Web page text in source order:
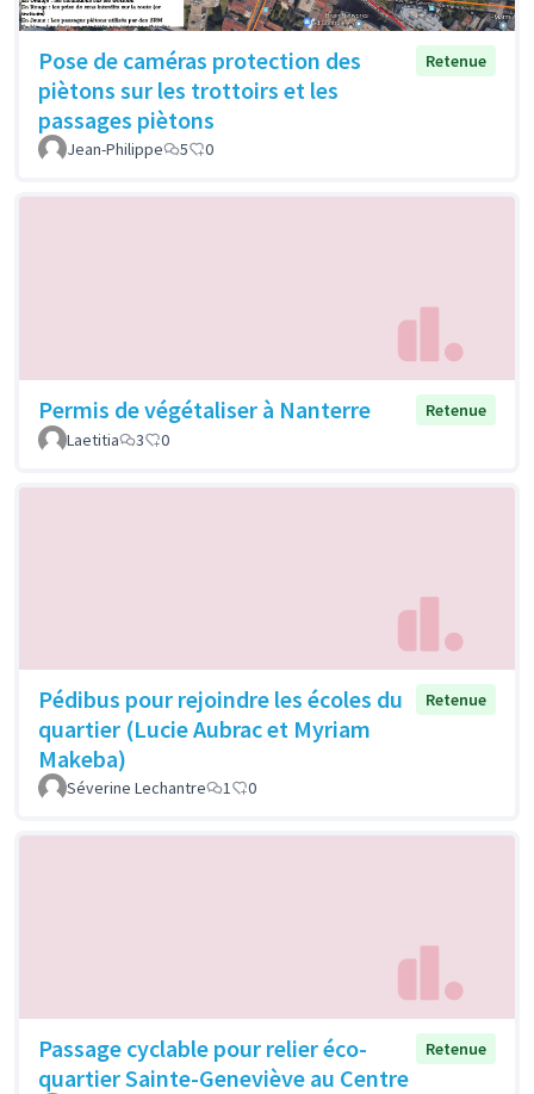
Pose de caméras protection des
piètons sur les trottoirs et les
passages piètons
Retenue
Jean-Philippe 5 0
Permis de végétaliser à Nanterre
Retenue
Laetitia
3 0
Pédibus pour rejoindre les écoles du
quartier (Lucie Aubrac et Myriam
Makeba)
Retenue
Séverine Lechantre 1 0
Passage cyclable pour relier éco-
quartier Sainte-Geneviève au Centre
Retenue